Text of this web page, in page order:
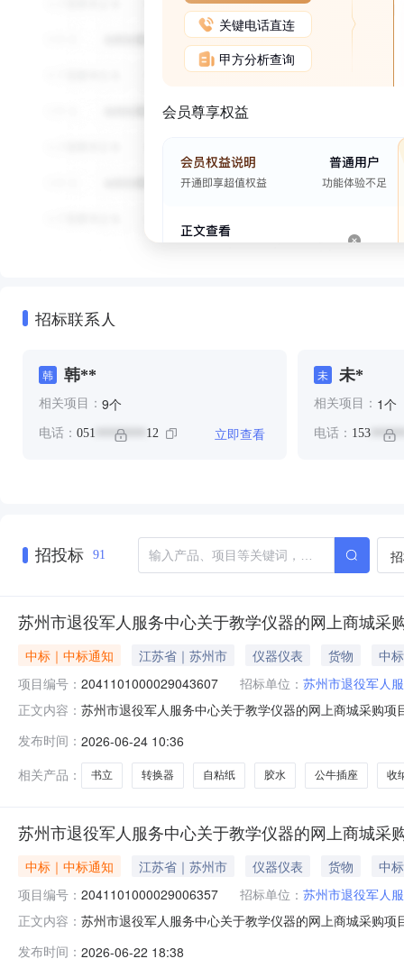
关键电话直连
甲方分析查询
会员尊享权益
招标联系人
韩 韩**
相关项目： 9个
电话： 051 ******** 12 立即查看
未 未*
相关项目： 1个
电话： 153
招投标 91
苏州市退役军人服务中心关于教学仪器的网上商城采
中标｜中标通知 江苏省｜苏州市 仪器仪表 货物
中
项目编号： 2041101000029043607 招标单位： 苏州市退役军人
正文内容： 苏州市退役军人服务中心关于教学仪器的网上商城采购
目所在行政区划名称:苏州市本级报价起止时间:-二、采
发布时间： 2026-06-24 10:36
相关产品：
书立 转换器 自粘纸 胶水 公牛插座 收
苏州市退役军人服务中心关于教学仪器的网上商城采
中标｜中标通知 江苏省｜苏州市 仪器仪表 货物
中
项目编号： 2041101000029006357 招标单位： 苏州市退役军人
正文内容： 苏州市退役军人服务中心关于教学仪器的网上商城采购
目所在行政区划名称:苏州市本级报价起止时间:-二、采
发布时间： 2026-06-22 18:38